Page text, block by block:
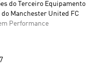
do Terceiro Equipamento
do Manchester United FC
Performance